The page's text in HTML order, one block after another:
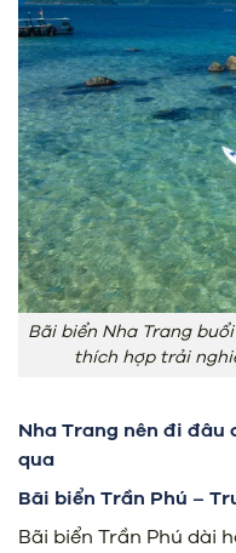
Bãi biển Nha Trang
thích hợp trải
Nha Trang nên đi đâu
qua
Bãi biển Trần Phú –
Bãi biển Trần Phú dài